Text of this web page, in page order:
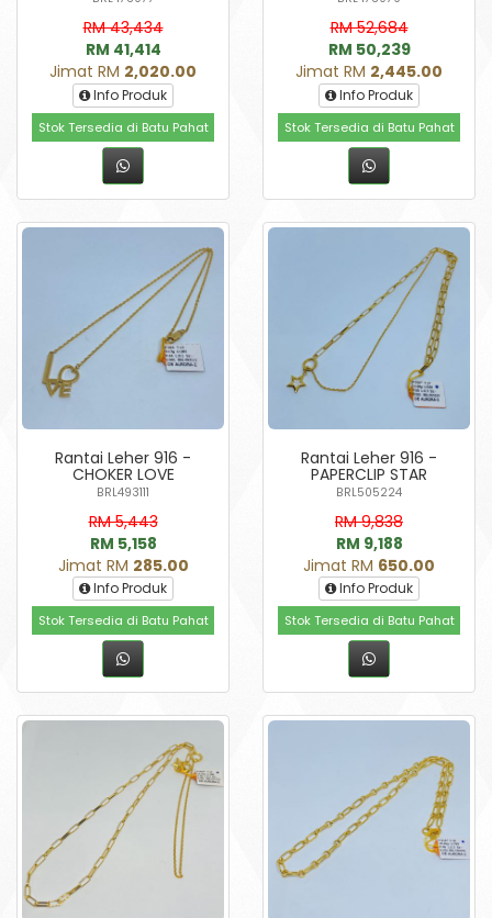
RM 43,434
RM 41,414
Jimat RM 2,020.00
Info Produk
Stok Tersedia di Batu Pahat
RM 52,684
RM 50,239
Jimat RM 2,445.00
Info Produk
Stok Tersedia di Batu Pahat
Rantai Leher 916 -
CHOKER LOVE
BRL493111
RM 5,443
RM 5,158
Jimat RM 285.00
Info Produk
Stok Tersedia di Batu Pahat
Rantai Leher 916 -
PAPERCLIP STAR
BRL505224
RM 9,838
RM 9,188
Jimat RM 650.00
Info Produk
Stok Tersedia di Batu Pahat